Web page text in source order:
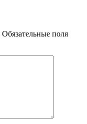
Обязательные поля